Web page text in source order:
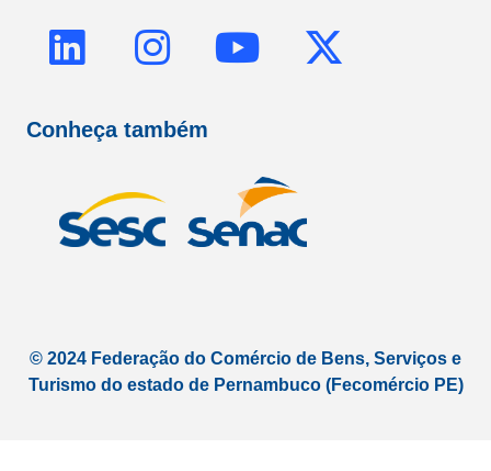
L
i
n
k
d
I
n
s
t
a
g
m
Y
o
u
b
X
-
r
Conheça também
© 2024 Federação do Comércio de Bens, Serviços e
Turismo do estado de Pernambuco (Fecomércio PE)